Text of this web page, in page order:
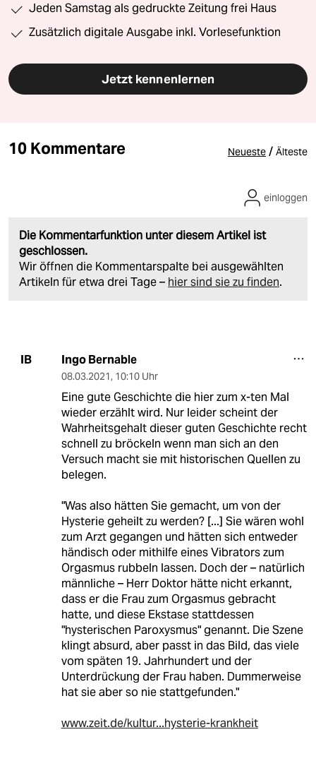
Jeden Samstag als gedruckte Zeitung frei Haus
Zusätzlich digitale Ausgabe inkl. Vorlesefunktion
Jetzt kennenlernen
10 Kommentare Neueste / Älteste
Die Kommentarfunktion unter diesem Artikel ist
geschlossen.
Wir öffnen die Kommentarspalte bei ausgewählten
Artikeln für etwa drei Tage – hier sind sie zu finden.
einloggen
IB Ingo Bernable
08.03.2021, 10:10 Uhr
Eine gute Geschichte die hier zum x-ten Mal
wieder erzählt wird. Nur leider scheint der
Wahrheitsgehalt dieser guten Geschichte recht
schnell zu bröckeln wenn man sich an den
Versuch macht sie mit historischen Quellen zu
belegen.
"Was also hätten Sie gemacht, um von der
Hysterie geheilt zu werden? [...] Sie wären wohl
zum Arzt gegangen und hätten sich entweder
händisch oder mithilfe eines Vibrators zum
Orgasmus rubbeln lassen. Doch der – natürlich
männliche – Herr Doktor hätte nicht erkannt,
dass er die Frau zum Orgasmus gebracht
hatte, und diese Ekstase stattdessen
"hysterischen Paroxysmus" genannt. Die Szene
klingt absurd, aber passt in das Bild, das viele
vom späten 19. Jahrhundert und der
Unterdrückung der Frau haben. Dummerweise
hat sie aber so nie stattgefunden."
www.zeit.de/kultur...hysterie-krankheit